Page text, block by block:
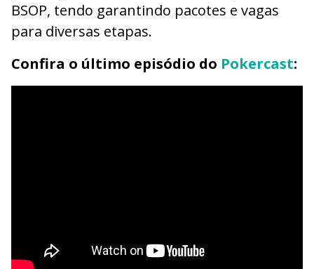
BSOP, tendo garantindo pacotes e vagas
para diversas etapas.
Confira o último episódio do Pokercast: